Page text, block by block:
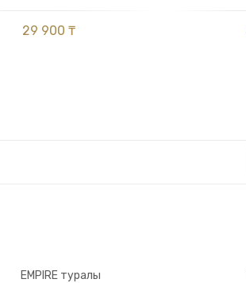
29 900 ₸
EMPIRE туралы